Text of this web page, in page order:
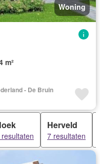
Woning
m²
- De Bruin
Herveld
7 resultaten